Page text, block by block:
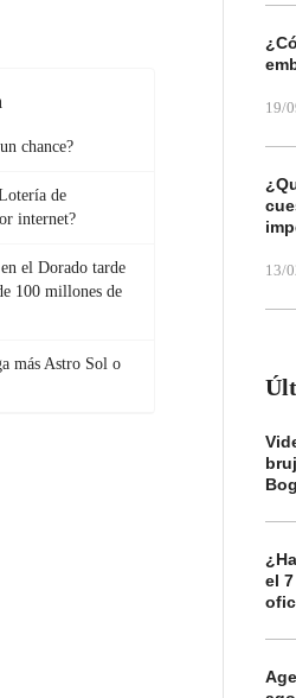
chance?
de
internet?
el Dorado tarde
100 millones de
más Astro Sol o
19/
13/
el